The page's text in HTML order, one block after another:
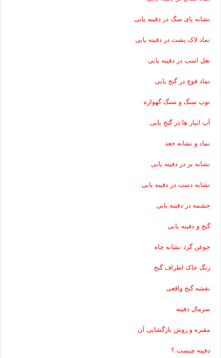
نشانه پای سگ در دفینه یابی
نماد لاک پشت در دفینه یابی
نعل اسب در دفینه یابی
نماد قوچ در گنج یابی
توپ سنگ و سنگ گهواره
آب انبار ها در گنج یابی
نماد و نشانه جغد
نشانه بز در دفینه یابی
نشانه دست در دفینه یابی
چشمه در دفینه یابی
گنج و دفینه یابی
جوغن گرد نشانه چاه
رنگ خاک اطراف گنج
نقشه گنج واقعی
سرمال دفینه
مقبره و روش بازگشایی آن
دفینه چیست ؟